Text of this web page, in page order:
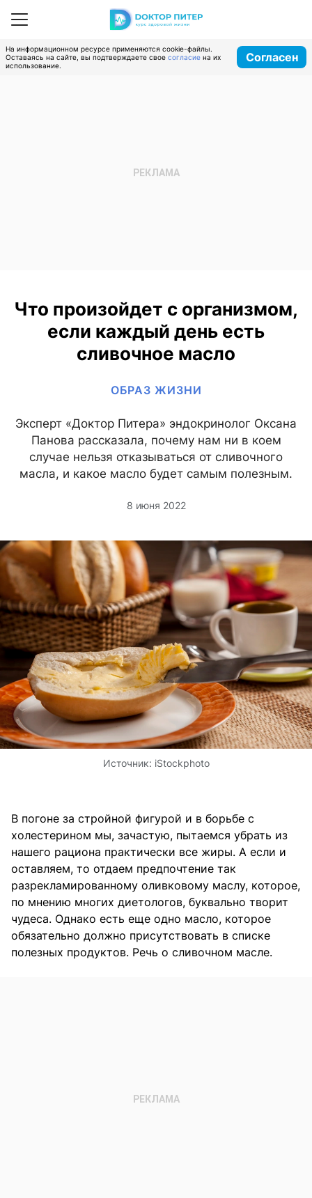
На информационном ресурсе применяются cookie-файлы.
Оставаясь на сайте, вы подтверждаете свое согласие на их
использование.
Согласен
Что произойдет с организмом,
если каждый день есть
сливочное масло
ОБРАЗ ЖИЗНИ
Эксперт «Доктор Питера» эндокринолог Оксана
Панова рассказала, почему нам ни в коем
случае нельзя отказываться от сливочного
масла, и какое масло будет самым полезным.
8 июня 2022
Источник: iStockphoto
В погоне за стройной фигурой и в борьбе с
холестерином мы, зачастую, пытаемся убрать из
нашего рациона практически все жиры. А если и
оставляем, то отдаем предпочтение так
разрекламированному оливковому маслу, которое,
по мнению многих диетологов, буквально творит
чудеса. Однако есть еще одно масло, которое
обязательно должно присутствовать в списке
полезных продуктов. Речь о сливочном масле.